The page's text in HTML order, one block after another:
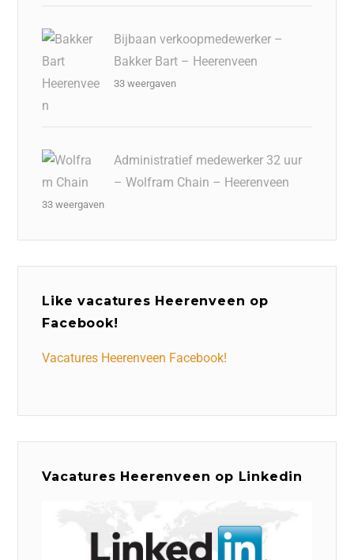
Bijbaan verkoopmedewerker –
Bakker Bart – Heerenveen
33 weergaven
Administratief medewerker 32 uur
– Wolfram Chain – Heerenveen
33 weergaven
Like vacatures Heerenveen op
Facebook!
Vacatures Heerenveen Facebook!
Vacatures Heerenveen op Linkedin